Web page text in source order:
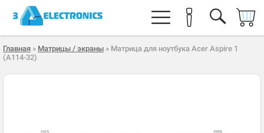
Главная » Матрицы / экраны » Матрица для ноутбука Acer Aspire 1
(A114-32)